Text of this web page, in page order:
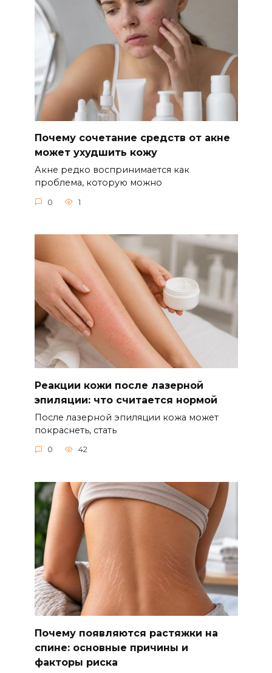
Почему сочетание средств от акне
может ухудшить кожу
Акне редко воспринимается как
проблема, которую можно
0 1
Реакции кожи после лазерной
эпиляции: что считается нормой
После лазерной эпиляции кожа может
покраснеть, стать
0 42
Почему появляются растяжки на
спине: основные причины и
факторы риска